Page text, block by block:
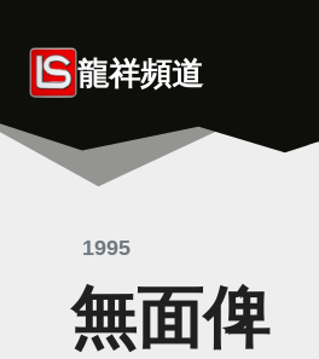
content 龍祥頻道
1995
無面俾